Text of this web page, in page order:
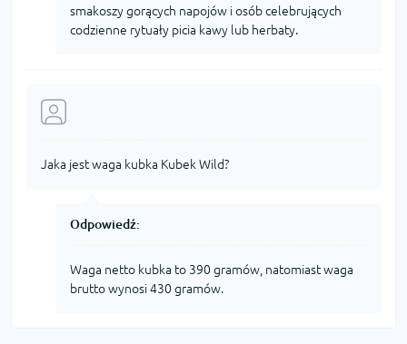
smakoszy gorących napojów i osób celebrujących
codzienne rytuały picia kawy lub herbaty.
Jaka jest waga kubka Kubek Wild?
Odpowiedź:
Waga netto kubka to 390 gramów, natomiast waga
brutto wynosi 430 gramów.